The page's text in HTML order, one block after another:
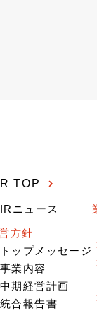
IR TOP
IRニュース
方針
トップメッセージ
事業内容
中期経営計画
統合報告書